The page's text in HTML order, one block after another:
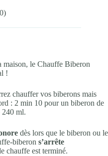
maison, le Chauffe Biberon
!
chauffer vos biberons mais
: 2 min 10 pour un biberon de
240 ml.
dès lors que le biberon ou le
biberon s’arrête
chauffe est terminé.